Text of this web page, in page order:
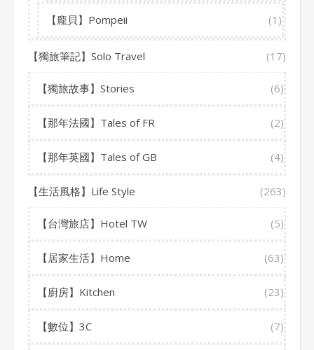
【龐貝】Pompeii (1)
【獨旅筆記】Solo Travel (17)
【獨旅故事】Stories (6)
【那年法國】Tales of FR (2)
【那年英國】Tales of GB (4)
【生活風格】Life Style (263)
【台灣旅店】Hotel TW (5)
【居家生活】Home (63)
【廚房】Kitchen (23)
【數位】3C (7)